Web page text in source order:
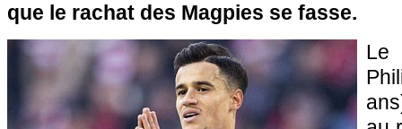
que le rachat des Magpies se fasse.